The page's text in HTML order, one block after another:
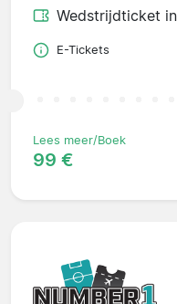
Wedstrijdticket
E-Tickets
Lees meer/Boek
99 €